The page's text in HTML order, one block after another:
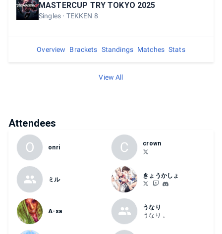
MASTERCUP TRY TOKYO 2025
Singles TEKKEN 8
Overview Brackets Standings Matches Stats
View All
Attendees
O onri C crown
ミル
きょうかしょ
A-sa
うなり
うなり 。